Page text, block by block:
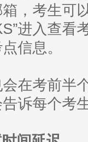
，考生可
进入查看
信息。
考前半
诉每个考